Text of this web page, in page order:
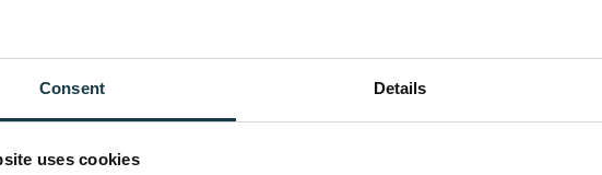
Consent Details
uses cookies
Hvordan skal foreldre slippe tak når
skaper seg et eget liv? Hvordan etablere et
voksne i dag – hva er deres ønsker og
Hoftun løfter fram historier som er sterke og
og hun skriver også varmt, humoristisk og
tre døtrene som er i ferd med å bli voksne og hun
Hoftun beskriver det å slippe